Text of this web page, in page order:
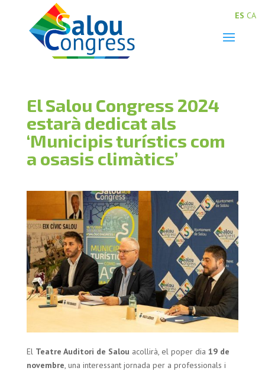
El Salou Congress 2024
estarà dedicat als
‘Municipis turístics com
a osasis climàtics’
El Teatre Auditori de Salou acollirà, el poper dia 19 de
novembre, una interessant jornada per a professionals i
ES CA